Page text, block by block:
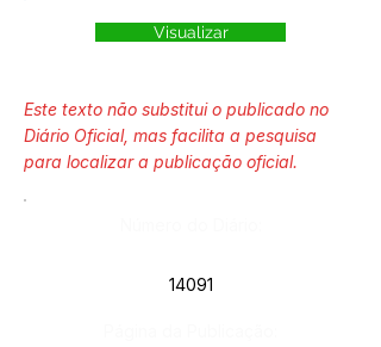
Visualizar
Este texto não substitui o publicado no
Diário Oficial, mas facilita a pesquisa
para localizar a publicação oficial.
14091